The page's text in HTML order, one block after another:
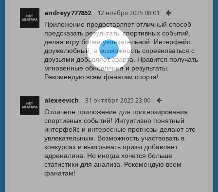
andreyy777852 12 ноября 2025 08:01
Приложение предоставляет отличный способ
предсказать результаты спортивных событий,
делая игру более увлекательной. Интерфейс
дружелюбный, а возможность соревноваться с
друзьями добавляет азарта. Нравится получать
мгновенные обновления и результаты.
Рекомендую всем фанатам спорта!
alexeevich 31 октября 2025 23:00
Отличное приложение для прогнозирования
спортивных событий! Интуитивно понятный
интерфейс и интересные прогнозы делают это
увлекательным. Возможность участвовать в
конкурсах и выигрывать призы добавляет
адреналина. Но иногда хочется больше
статистики для анализа. Рекомендую всем
фанатам!